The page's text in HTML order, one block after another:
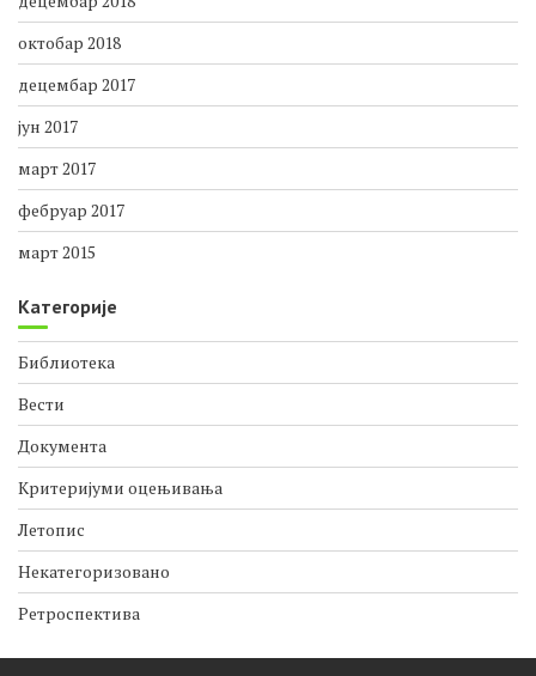
октобар 2018
децембар 2017
јун 2017
март 2017
фебруар 2017
март 2015
Категорије
Библиотека
Вести
Документа
Критеријуми оцењивања
Летопис
Некатегоризовано
Ретроспектива